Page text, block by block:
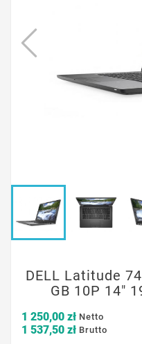
DELL Latitude
GB 10P 14"
1 250,00 zł Netto
1 537,50 zł Brutto